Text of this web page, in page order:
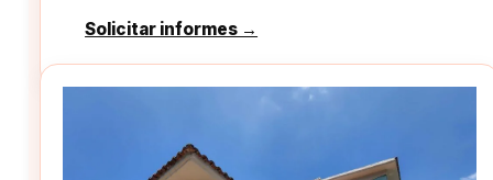
Solicitar informes →